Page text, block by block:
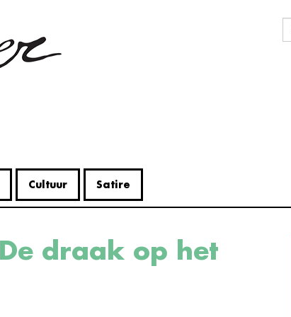
Cultuur Satire